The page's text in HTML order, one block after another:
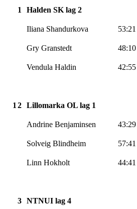
1 Halden SK lag 2
Iliana Shandurkova 53:21
Gry Granstedt 48:10
Vendula Haldin 42:55
1 2 Lillomarka OL lag 1
Andrine Benjaminsen 43:29
Solveig Blindheim 57:41
Linn Hokholt 44:41
3 NTNUI lag 4